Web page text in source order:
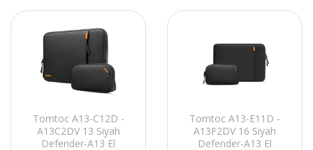
Tomtoc A13-C12D -
A13C2DV 13 Siyah
Defender-A13 El
Tomtoc A13-E11D -
A13F2DV 16 Siyah
Defender-A13 El